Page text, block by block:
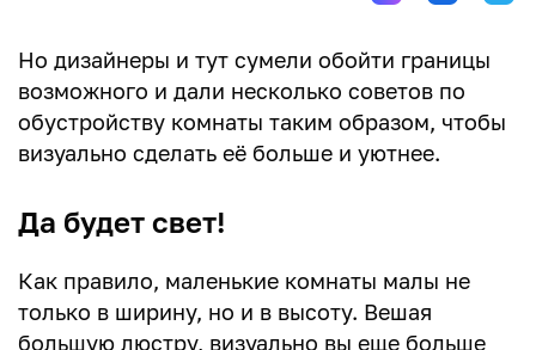
Но дизайнеры и тут сумели обойти границы
возможного и дали несколько советов по
обустройству комнаты таким образом, чтобы
визуально сделать её больше и уютнее.
Да будет свет!
Как правило, маленькие комнаты малы не
только в ширину, но и в высоту. Вешая
большую люстру, визуально вы еще больше